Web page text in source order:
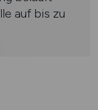
auf bis zu